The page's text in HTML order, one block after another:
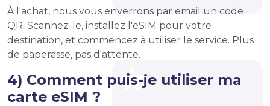
À l'achat, nous vous enverrons par email un code
QR. Scannez-le, installez l'eSIM pour votre
destination, et commencez à utiliser le service. Plus
de paperasse, pas d'attente.
4) Comment puis-je utiliser ma
carte eSIM ?